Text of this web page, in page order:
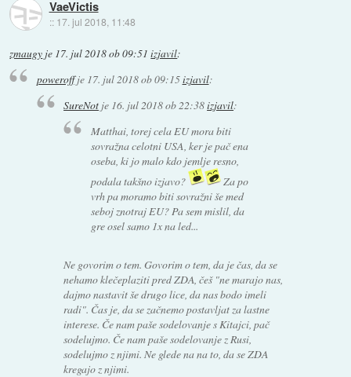
VaeVictis
:: 17. jul 2018, 11:48
zmaugy je 17. jul 2018 ob 09:51 izjavil:
poweroffje 17. jul 2018 ob 09:15izjavil:
SureNot je 16. jul 2018 ob 22:38izjavil:
Matthai, torej cela EU mora biti
sovražna celotni USA, ker je pač ena
oseba, ki jo malo kdo jemlje resno,
podala takšno izjavo?
Za po
vrh pa moramo biti sovražni še med
seboj znotraj EU? Pa sem mislil, da
gre osel samo 1x na led...
Ne govorim o tem. Govorim o tem, da je čas, da se
nehamo klečeplaziti pred ZDA, češ "ne marajo nas,
dajmo nastavit še drugo lice, da nas bodo imeli
radi". Čas je, da se začnemo postavljat za lastne
interese. Če nam paše sodelovanje s Kitajci, pač
sodelujmo. Če nam paše sodelovanje z Rusi,
sodelujmo z njimi. Ne glede na na to, da se ZDA
kregajo z njimi.